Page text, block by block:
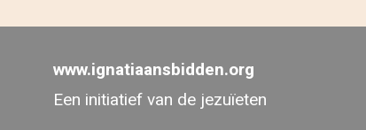
www.ignatiaansbidden.org
Een initiatief van de jezuïeten